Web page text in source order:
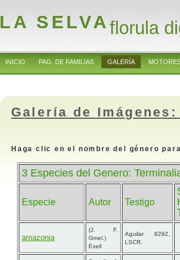
LA SELVAflorula
INICIO PAG. DE FAMILIAS GALERÍA
Galería de
Haga clic en el nombre del género
3 Especies del Genero:
Especie Autor Testigo
amazonia
(J. F.
Gmel.)
Exell
Aguilar 8292,
LSCR.